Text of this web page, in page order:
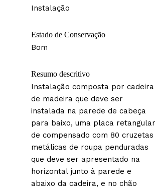
Instalação
Estado de Conservação
Bom
Resumo descritivo
Instalação composta por cadeira
de madeira que deve ser
instalada na parede de cabeça
para baixo, uma placa retangular
de compensado com 80 cruzetas
metálicas de roupa penduradas
que deve ser apresentado na
horizontal junto à parede e
abaixo da cadeira, e no chão